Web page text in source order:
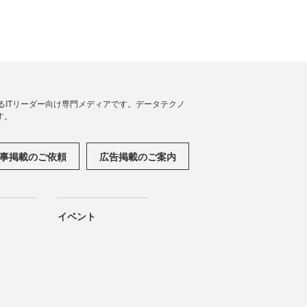
リーダー向け専門メディアです。データテクノ
掲載のご依頼 広告掲載のご案内
イベント